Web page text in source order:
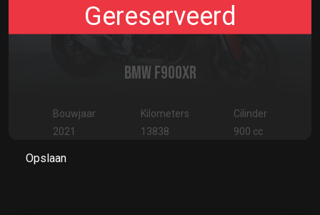
Gereserveerd
BMW F900XR
Bouwjaar
2021
Kilometers
13838
Cilinder
900 cc
Opslaan